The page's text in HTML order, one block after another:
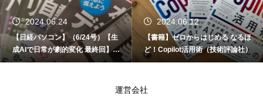
2024.06.24
【日経パソコン】（6/24号）【生
成AIで日常が劇的変化 最終回】 A
I時代のアプリケーション／サービ
2024.06.12
【書籍】ゼロからはじめる なるほ
ど！Copilot活用術（技術評論社）
運営会社